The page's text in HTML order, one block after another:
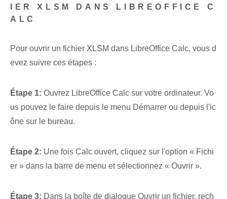
IER XLSM DANS LIBREOFFICE C
ALC
Pour ouvrir un fichier ‌XLSM‌ dans LibreOffice Calc,⁤ vous d
evez ⁢suivre ces⁣ étapes :
Étape 1: Ouvrez⁤ LibreOffice Calc⁣ sur votre ordinateur. Vo
us pouvez le faire depuis le menu Démarrer ou depuis l'ic
ône sur le bureau.
Étape 2: Une fois Calc ouvert, cliquez sur l'option « Fichi
er » dans la barre de menu et sélectionnez « Ouvrir ».
Étape 3: Dans la boîte de dialogue Ouvrir un fichier, rech